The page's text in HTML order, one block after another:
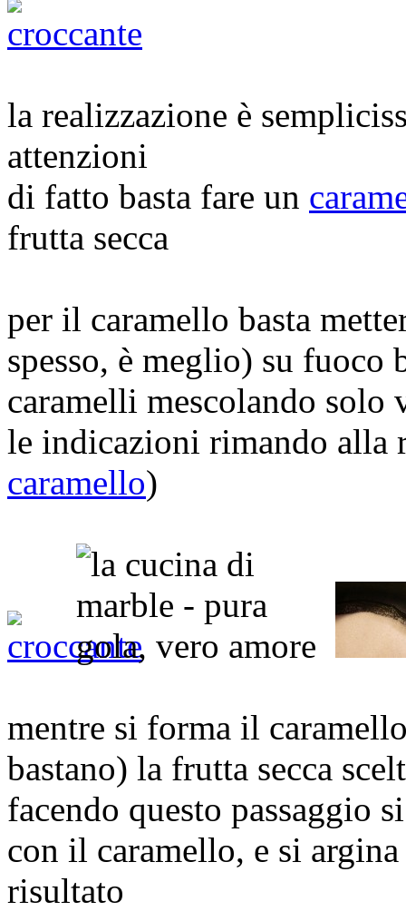
la realizzazione è
attenzioni
di fatto basta fare un
frutta secca
per il caramello basta
spesso, è meglio) su fuoco
caramelli mescolando solo
le indicazioni rimando alla
caramello)
mentre si forma il
bastano) la frutta secca
facendo questo passaggio
con il caramello, e si
risultato